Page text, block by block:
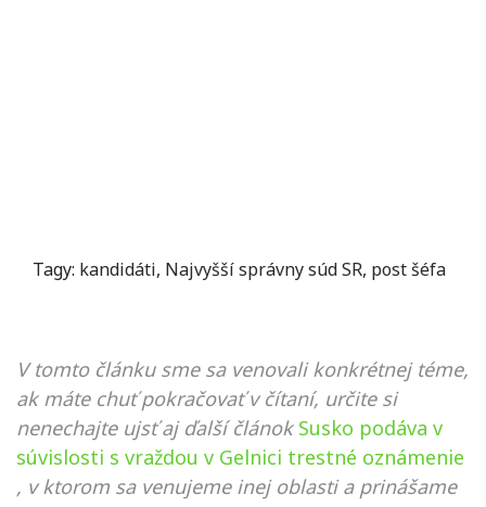
Tagy: kandidáti, Najvyšší správny súd SR, post šéfa
V tomto článku sme sa venovali konkrétnej téme,
ak máte chuť pokračovať v čítaní, určite si
nenechajte ujsť aj ďalší článok Susko podáva v
súvislosti s vraždou v Gelnici trestné oznámenie
, v ktorom sa venujeme inej oblasti a prinášame